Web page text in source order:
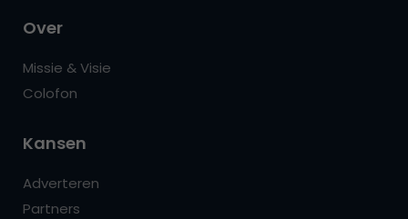
Over
Missie & Visie
Colofon
Kansen
Adverteren
Partners